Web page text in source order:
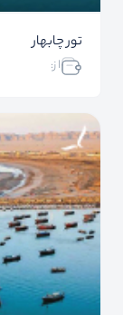
تور چابهار
ا ز: